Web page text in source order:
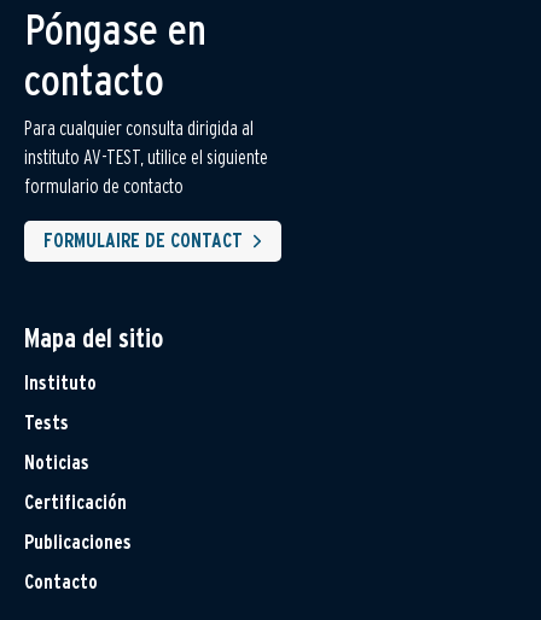
Póngase en
contacto
Para cualquier consulta dirigida al
instituto AV-TEST, utilice el siguiente
formulario de contacto
FORMULAIRE DE CONTACT
Mapa del sitio
Instituto
Tests
Noticias
Certificación
Publicaciones
Contacto